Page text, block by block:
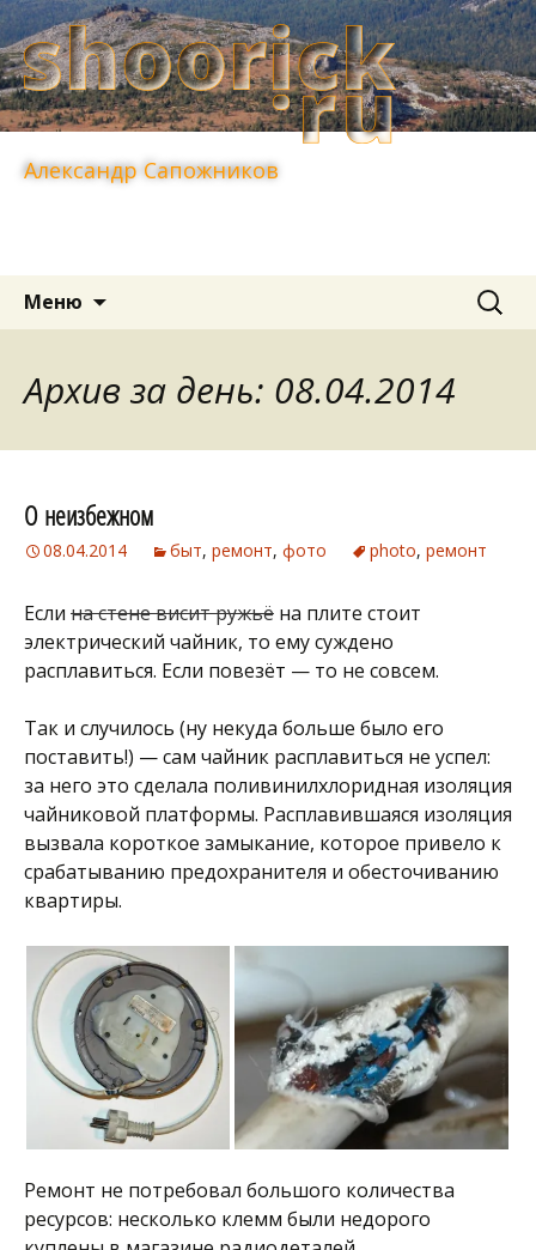
Александр Сапожников
Меню Найти:
Архив за день: 08.04.2014
О неизбежном
08.04.2014 быт, ремонт, фото photo, ремонт
Если на стене висит ружьё на плите стоит
электрический чайник, то ему суждено
расплавиться. Если повезёт — то не совсем.
Так и случилось (ну некуда больше было его
поставить!) — сам чайник расплавиться не успел:
за него это сделала поливинилхлоридная изоляция
чайниковой платформы. Расплавившаяся изоляция
вызвала короткое замыкание, которое привело к
срабатыванию предохранителя и обесточиванию
квартиры.
Ремонт не потребовал большого количества
ресурсов: несколько клемм были недорого